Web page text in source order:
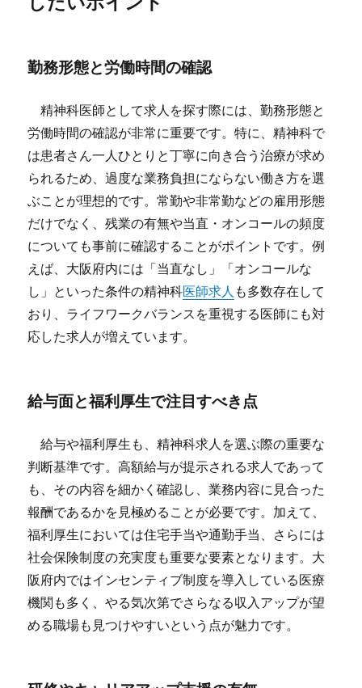
勤務形態と労働時間の確認
精神科医師として求人を探す際には、勤務形態と
労働時間の確認が非常に重要です。特に、精神科で
は患者さん一人ひとりと丁寧に向き合う治療が求め
られるため、過度な業務負担にならない働き方を選
ぶことが理想的です。常勤や非常勤などの雇用形態
だけでなく、残業の有無や当直・オンコールの頻度
についても事前に確認することがポイントです。例
えば、大阪府内には「当直なし」「オンコールな
し」といった条件の精神科医師求人 も多数存在して
おり、ライフワークバランスを重視する医師にも対
応した求人が増えています。
給与面と福利厚生で注目すべき点
給与や福利厚生も、精神科求人を選ぶ際の重要な
判断基準です。高額給与が提示される求人であって
も、その内容を細かく確認し、業務内容に見合った
報酬であるかを見極めることが必要です。加えて、
福利厚生においては住宅手当や通勤手当、さらには
社会保険制度の充実度も重要な要素となります。大
阪府内ではインセンティブ制度を導入している医療
機関も多く、やる気次第でさらなる収入アップが望
める職場も見つけやすいという点が魅力です。